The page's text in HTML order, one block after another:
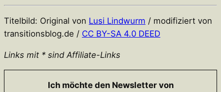
Titelbild: Original von Lusi Lindwurm / modifiziert von
transitionsblog.de / CC BY-SA 4.0 DEED
Links mit * sind Affiliate-Links
Ich möchte den Newsletter von